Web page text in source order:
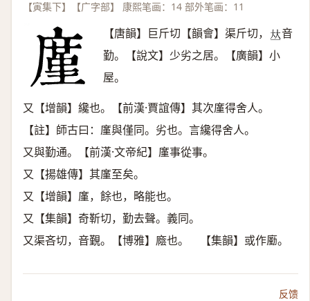
【寅集下】【广字部】 康熙笔画：14 部外笔画：11
【唐韻】巨斤切【韻會】渠斤切， 𠀤音
勤。【說文】少劣之居。【廣韻】小
屋。
又【增韻】纔也。【前漢·賈誼傳】其次廑得舍人。
【註】師古曰：廑與僅同。劣也。言纔得舍人。
又與勤通。【前漢·文帝紀】廑事從事。
又【揚雄傳】其廑至矣。
又【增韻】廑，餘也，略能也。
又【集韻】奇靳切，勤去聲。義同。
又渠吝切，音覲。【博雅】廕也。 【集韻】或作㢙。
反馈